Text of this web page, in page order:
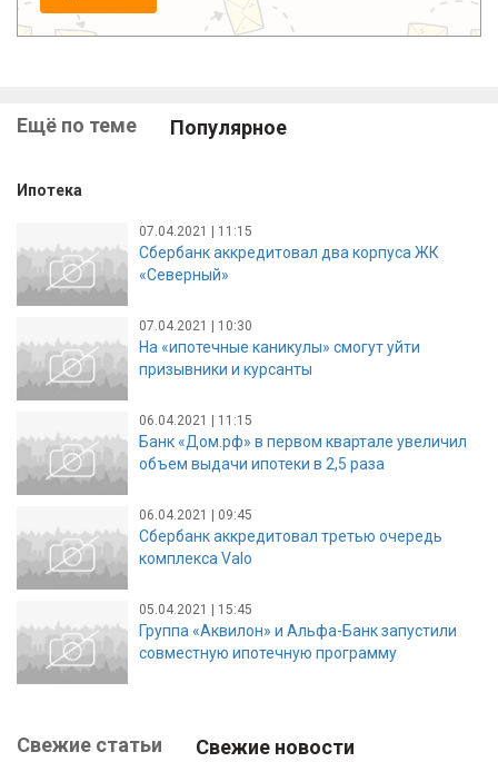
Ещё по теме Популярное
Ипотека
07.04.2021 | 11:15
Сбербанк аккредитовал два корпуса ЖК
«Северный»
07.04.2021 | 10:30
На «ипотечные каникулы» смогут уйти
призывники и курсанты
06.04.2021 | 11:15
Банк «Дом.рф» в первом квартале увеличил
объем выдачи ипотеки в 2,5 раза
06.04.2021 | 09:45
Сбербанк аккредитовал третью очередь
комплекса Valo
05.04.2021 | 15:45
Группа «Аквилон» и Альфа-Банк запустили
совместную ипотечную программу
Свежие статьи Свежие новости